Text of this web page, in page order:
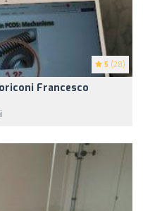
5 (28)
Francesco